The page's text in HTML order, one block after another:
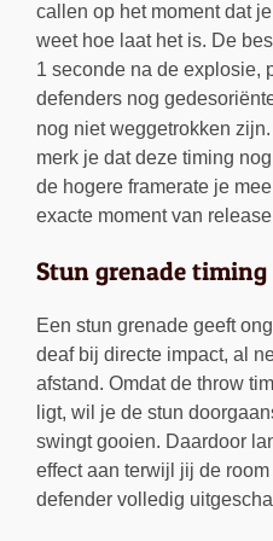
callen op het moment dat
weet hoe laat het is. De
1 seconde na de explosie,
defenders nog
nog niet weggetrokken
merk je dat deze timing
de hogere framerate je
exacte moment van
Stun grenade
Een stun grenade geeft
deaf bij directe impact, al
afstand. Omdat de throw
ligt, wil je de stun
swingt gooien. Daardoor
effect aan terwijl jij de
defender volledig